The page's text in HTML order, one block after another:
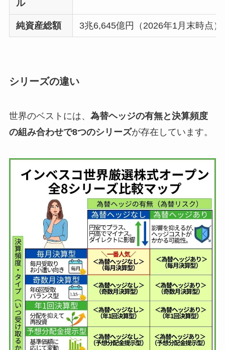
ル
純資産総額 3兆6,645億円（2026年1月末時点）
シリーズの違い
世界のベストには、 為替ヘッジの有無と決算頻度
の組み合わせで8つのシリーズが存在しています。